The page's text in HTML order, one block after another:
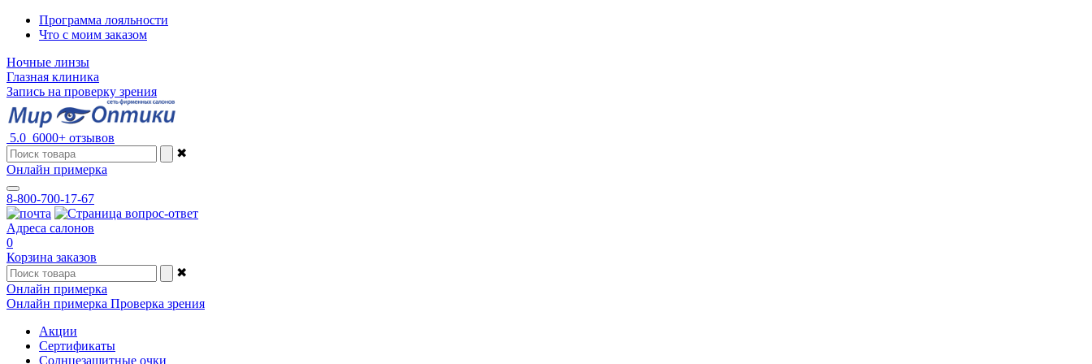
Программа лояльности
Что с моим заказом
Ночные линзы
Глазная клиника
Запись на проверку зрения
5.0 6000+ отзывов
✖
Онлайн примерка
8-800-700-17-67
Адреса салонов
0
Корзина заказов
✖
Онлайн примерка
Онлайн примерка Проверка зрения
Акции
Сертификаты
Солнцезащитные очки